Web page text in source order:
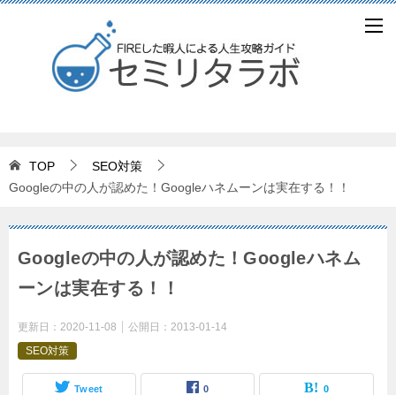
TOP
SEO対策
Googleの中の人が認めた！Googleハネムーンは実在する！！
Googleの中の人が認めた！Googleハネム
ーンは実在する！！
更新日： 2020-11-08 公開日： 2013-01-14
SEO対策
Tweet 0 0